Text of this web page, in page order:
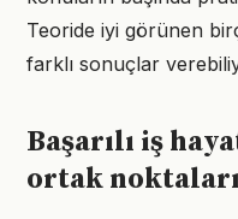
Teoride iyi görünen
farklı sonuçlar
Başarılı iş
ortak noktaları